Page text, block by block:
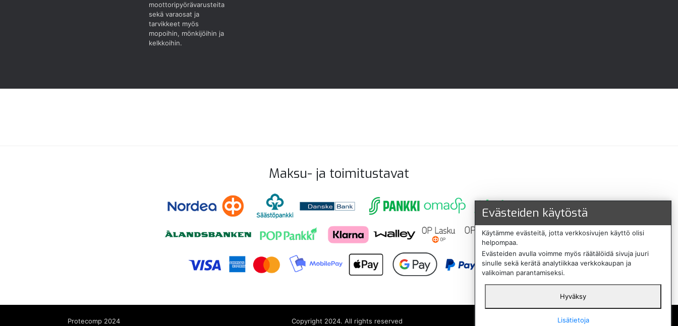
moottoripyörävarusteita
sekä varaosat ja
tarvikkeet myös
mopoihin, mönkijöihin ja
kelkkoihin.
Maksu- ja toimitustavat
Protecomp 2024 Copyright 2024. All rights reserved
Svenska
Evästeiden käytöstä
Käytämme evästeitä, jotta verkkosivujen käyttö olisi
helpompaa.
Evästeiden avulla voimme myös räätälöidä sivuja juuri
sinulle sekä kerätä analytiikkaa verkkokaupan ja
valikoiman parantamiseksi.
Hyväksy
Lisätietoja